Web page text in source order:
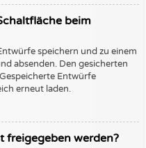
beim
speichern und zu einem
absenden. Den gesicherten
Entwürfe
erneut laden.
freigegeben werden?